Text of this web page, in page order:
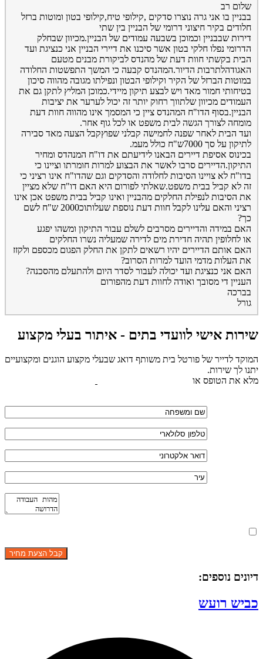
שלום רב
בבניין בו אני גרה נוצרו סדקים ,קילופי טיח,קילופי בטון ומוטות ברזל
חלודים בקיר חיצוני דרומי של הבניין בין שתי
דירות שבבניין וכמוכן בשבעה עמודים של הבניין.מכיוון שבחלק
הדרומי נפלו חלקי בטון אשר סיכנו את דיירי הבניין אני כנציגת ועד
הבית בקשתי חוות דעת של מהנדס לביקורת מבנים מטעם
האגודהלתרבות הדיור.המהנדס קבעה כי המשך התפשטות החלודה
במוטות הברזל של הקיר וקילופי הבטון ונפילתו מגובה מהווה סיכון
בטיחותי חמור מאד ויש לבצע תיקון מיידי.כמוכן המליץ לתקן גם את
העמודים מכיוון שלתווך רחוק יותר זה יכול לערער את יציבות
הבניין.בסוף הדו"ח המהנדס ציין כי המסמך אינו מהווה חוות דעת
מומחה לצורך הגשה לבית משפט או לכל גוף אחר.
ועד הבית לאחר שפנה לחמישה קבלני שפוץקבל הצעה מאד סבירה
לתיקון על סך 7000ש"ח כולל מעמ.
בכינוס אסיפת דיירים הבאנו לידיעתם את דו"ח המנהדס ומחיר
התיקון.הדיירים סרבו לאשר את הבצוע למרות חומרתו וציינו כי
בדו"ח לא צויינו הסיבות לחלודה והסדקים וגם שהדו"ח אינו רציני כי
זה לא קביל בבית משפט.שאלתי לפורום היא האם דו"ח שלא מציין
את הסיבות לנפילת החלקים מהבניין ואינו קביל בבית משפט אכן אינו
רציני והאם עלינו לקבל חוות דעת נוספת שעלותוכ2000 ש"ח לשם
כך?
האם במידה והדיירים מסרבים לשלם עבור התיקון ומשהו יפגע
או לחלופין תהיה חדירת מים לדירה שמעליה נשרו החלקים
האם אותם הדיירים יהיו רשאים לתקן את החלק הפגום מכספם ולקזז
את העלות מדמי הועד למרות הסרוב?
האם אני כנציגת ועד יכולה לעבור לסדר היום ולהתעלם מהסכנה?
העניין די מסובך ואודה לחוות דעת מהפורום
בברכה
גורל
שירות אישי לוועדי בתים - איתור בעלי מקצוע
המוקד לדייר של פורטל בית משותף דואג שבעלי מקצוע הוגנים ומקצועיים
יתנו לך שירות.
מלא את הטופס או
דיונים נוספים:
כביש רועש